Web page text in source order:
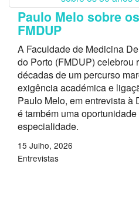
Paulo Melo sobre
FMDUP
A Faculdade de Medicina
do Porto (FMDUP) celebrou
décadas de um percurso
exigência académica e
Paulo Melo, em entrevista à
é também uma
especialidade.
15 Julho, 2026
Entrevistas